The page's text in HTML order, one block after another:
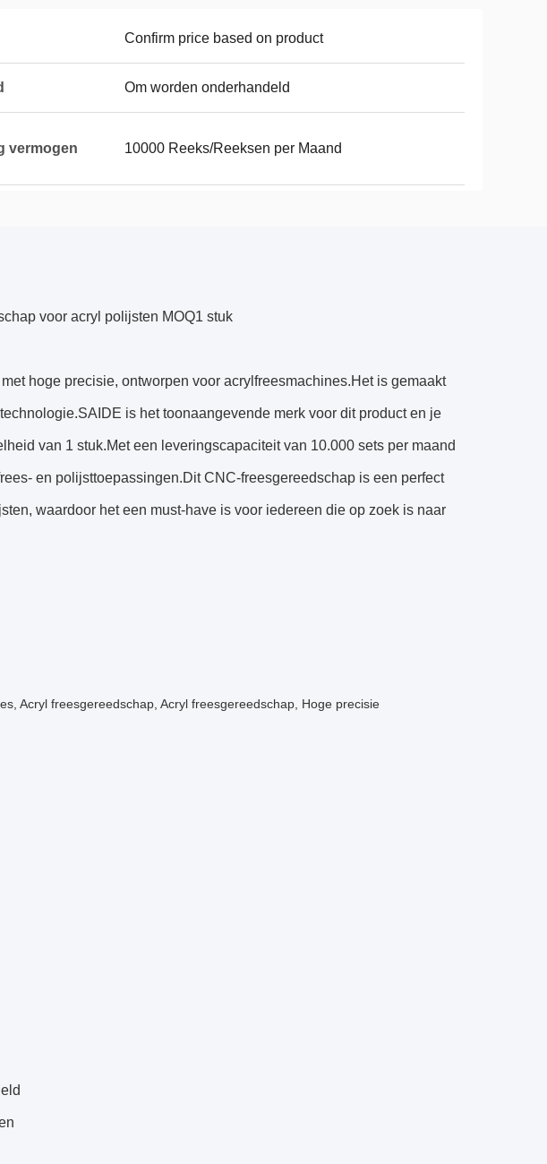
Confirm price based on product
Om worden onderhandeld
vermogen 10000 Reeks/Reeksen per Maand
voor acryl polijsten MOQ1 stuk
hoge precisie, ontworpen voor acrylfreesmachines.Het is gemaakt
is het toonaangevende merk voor dit product en je
van 1 stuk.Met een leveringscapaciteit van 10.000 sets per maand
en polijsttoepassingen.Dit CNC-freesgereedschap is een perfect
waardoor het een must-have is voor iedereen die op zoek is naar
Acryl freesgereedschap, Acryl freesgereedschap, Hoge precisie